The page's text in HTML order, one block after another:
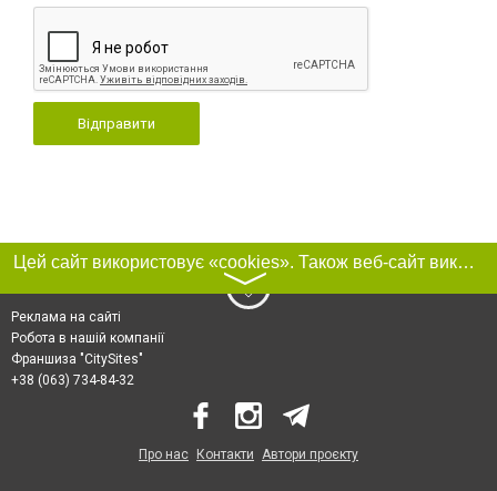
Відправити
Цей сайт використовує «cookies». Також веб-сайт використовує інтернет-сервіс для збору технічних даних стосовно відвідувачів з метою отримання маркетингової та статистичної інформації. Умови обробки даних відвідувачів сайту див.
〉
Реклама на сайті
Робота в нашій компанії
Франшиза "CitySites"
+38 (063) 734-84-32
Про нас Контакти Автори проєкту